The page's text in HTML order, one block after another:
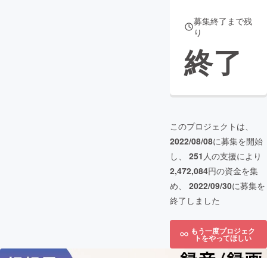
募集終了まで残
り
終了
このプロジェクトは、
2022/08/08に募集を開始
し、 251 人の支援により
2,472,084円の資金を集
め、 2022/09/30に募集を
終了しました
もう一度プロジェク
トをやってほしい